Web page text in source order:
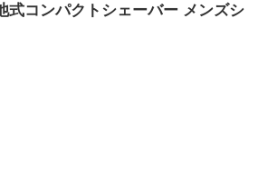
式コンパクトシェーバー メンズシ